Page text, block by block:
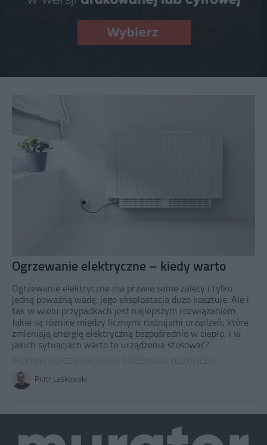
Ogrzewanie elektryczne – kiedy warto
Ogrzewanie elektryczne ma prawie same zalety i tylko
jedną poważną wadę: jego eksploatacja dużo kosztuje. Ale i
tak w wielu przypadkach jest najlepszym rozwiązaniem.
Jakie są różnice między licznymi rodzajami urządzeń, które
zmieniają energię elektryczną bezpośrednio w ciepło, i w
jakich sytuacjach warto te urządzenia stosować?
Piotr Laskowski